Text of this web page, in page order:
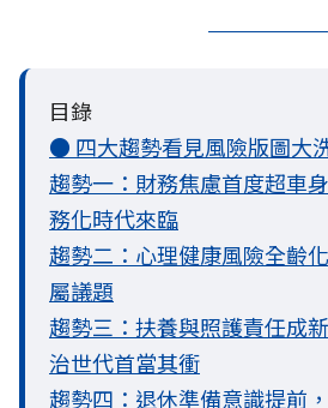
目錄
● 四大趨勢看見風險版圖大
趨勢一：財務焦慮首度超車
務化時代來臨
趨勢二：心理健康風險全齡
屬議題
趨勢三：扶養與照護責任成
治世代首當其衝
趨勢四：退休準備意識提前